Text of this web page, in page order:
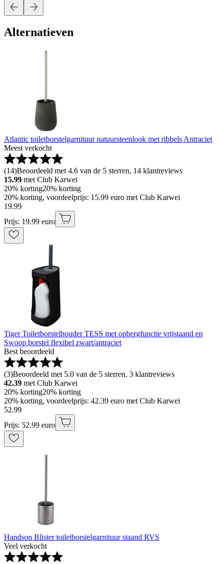
Alternatieven
Atlantic toiletborstelgarnituur natuursteenlook met ribbels Antraciet
Meest verkocht
(14)Beoordeeld met 4.6 van de 5 sterren, 14 klantreviews
15.99 met Club Karwei
20% korting20% korting
20% korting, voordeelprijs: 15.99 euro met Club Karwei
19.99
Prijs: 19.99 euro
Tiger Toiletborstelhouder TESS met opbergfunctie vrijstaand en
Swoop borstel flexibel zwart/antraciet
Best beoordeeld
(3)Beoordeeld met 5.0 van de 5 sterren, 3 klantreviews
42.39 met Club Karwei
20% korting20% korting
20% korting, voordeelprijs: 42.39 euro met Club Karwei
52.99
Prijs: 52.99 euro
Handson Blister toiletborstelgarnituur staand RVS
Veel verkocht